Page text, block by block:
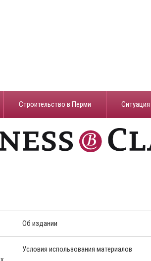
Строительство в Перми
Об издании
Условия использования материалов